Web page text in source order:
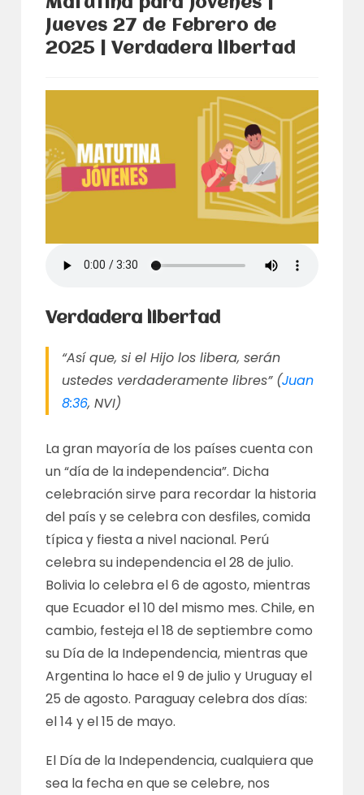
Matutina para Jóvenes |
Jueves 27 de Febrero de
2025 | Verdadera libertad
Verdadera libertad
“Así que, si el Hijo los libera, serán
ustedes verdaderamente libres” (Juan
8:36, NVI)
La gran mayoría de los países cuenta con
un “día de la independencia”. Dicha
celebración sirve para recordar la historia
del país y se celebra con desfiles, comida
típica y fiesta a nivel nacional. Perú
celebra su independencia el 28 de julio.
Bolivia lo celebra el 6 de agosto, mientras
que Ecuador el 10 del mismo mes. Chile, en
cambio, festeja el 18 de septiembre como
su Día de la Independencia, mientras que
Argentina lo hace el 9 de julio y Uruguay el
25 de agosto. Paraguay celebra dos días:
el 14 y el 15 de mayo.
El Día de la Independencia, cualquiera que
sea la fecha en que se celebre, nos